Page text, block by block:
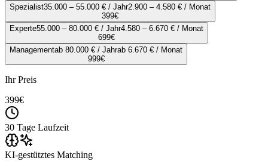
Spezialist35.000 – 55.000 € / Jahr2.900 – 4.580 € / Monat
399€
Experte55.000 – 80.000 € / Jahr4.580 – 6.670 € / Monat
699€
Managementab 80.000 € / Jahrab 6.670 € / Monat
999€
Ihr Preis
399€
30 Tage Laufzeit
KI-gestütztes Matching